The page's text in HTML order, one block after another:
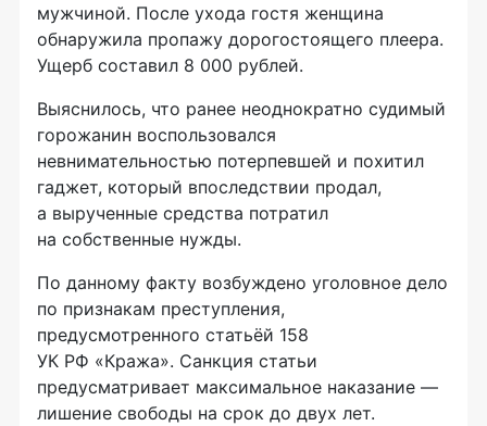
мужчиной. После ухода гостя женщина
обнаружила пропажу дорогостоящего плеера.
Ущерб составил 8 000 рублей.
Выяснилось, что ранее неоднократно судимый
горожанин воспользовался
невнимательностью потерпевшей и похитил
гаджет, который впоследствии продал,
а вырученные средства потратил
на собственные нужды.
По данному факту возбуждено уголовное дело
по признакам преступления,
предусмотренного статьёй 158
УК РФ «Кража». Санкция статьи
предусматривает максимальное наказание —
лишение свободы на срок до двух лет.